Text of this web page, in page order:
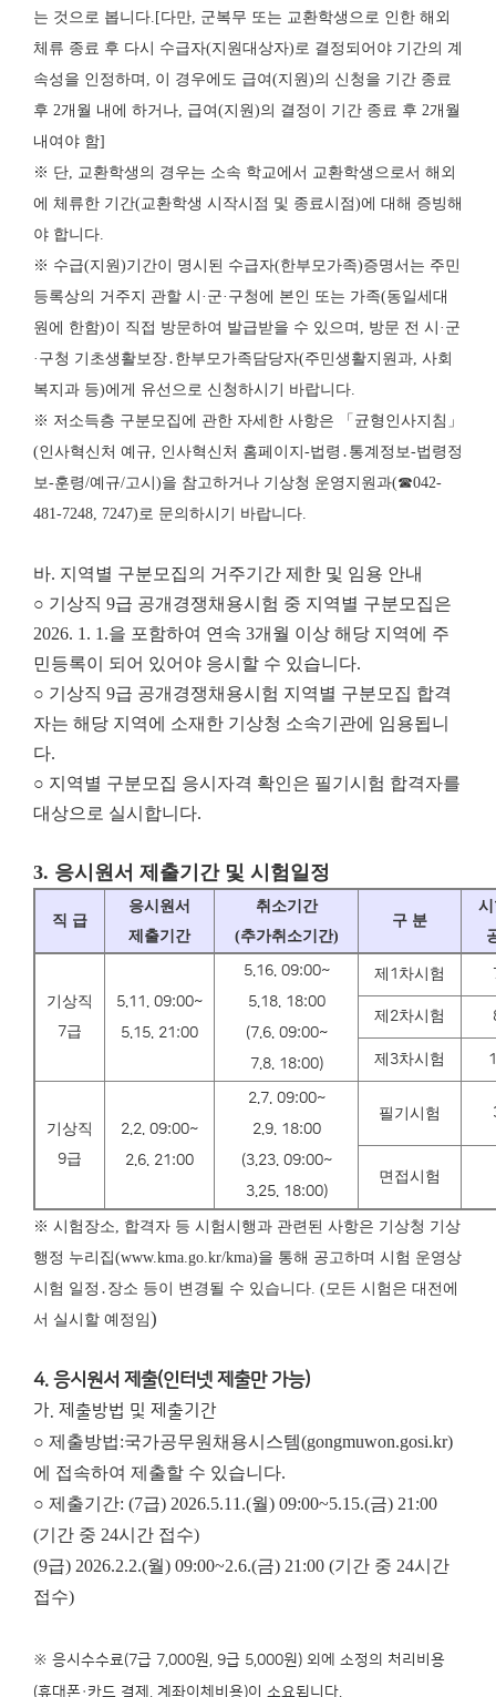
는 것으로 봅니다.[다만, 군복무 또는 교환학생으로 인한 해외
체류 종료 후 다시 수급자(지원대상자)로 결정되어야 기간의 계
속성을 인정하며, 이 경우에도 급여(지원)의 신청을 기간 종료
후 2개월 내에 하거나, 급여(지원)의 결정이 기간 종료 후 2개월
내여야 함]
※ 단, 교환학생의 경우는 소속 학교에서 교환학생으로서 해외
에 체류한 기간(교환학생 시작시점 및 종료시점)에 대해 증빙해
야 합니다.
※ 수급(지원)기간이 명시된 수급자(한부모가족)증명서는 주민
등록상의 거주지 관할 시·군·구청에 본인 또는 가족(동일세대
원에 한함)이 직접 방문하여 발급받을 수 있으며, 방문 전 시·군
·구청 기초생활보장․한부모가족담당자(주민생활지원과, 사회
복지과 등)에게 유선으로 신청하시기 바랍니다.
※ 저소득층 구분모집에 관한 자세한 사항은 「균형인사지침」
(인사혁신처 예규, 인사혁신처 홈페이지-법령․통계정보-법령정
보-훈령/예규/고시)을 참고하거나 기상청 운영지원과(☎042-
481-7248, 7247)로 문의하시기 바랍니다.
바. 지역별 구분모집의 거주기간 제한 및 임용 안내
○ 기상직 9급 공개경쟁채용시험 중 지역별 구분모집은
2026. 1. 1.을 포함하여 연속 3개월 이상 해당 지역에 주
민등록이 되어 있어야 응시할 수 있습니다.
○ 기상직 9급 공개경쟁채용시험 지역별 구분모집 합격
자는 해당 지역에 소재한 기상청 소속기관에 임용됩니
다.
○ 지역별 구분모집 응시자격 확인은 필기시험 합격자를
대상으로 실시합니다.
3. 응시원서 제출기간 및 시험일정
직 급
응시원서
제출기간
취소기간
(추가취소기간)
구 분
기상직
7급
5.11. 09:00~
5.15. 21:00
5.16. 09:00~
5.18. 18:00
(7.6. 09:00~
7.8. 18:00)
제 1 차시험
제 2차시험
제 3차시험
기상직
9급
2.2. 09:00~
2.6. 21:00
2.7. 09:00~
2.9. 18:00
(3.23. 09:00~
3.25. 18:00)
필기시험
면접시험
※ 시험장소, 합격자 등 시험시행과 관련된 사항은 기상청 기상
행정 누리집(www.kma.go.kr/kma)을 통해 공고하며 시험 운영상
시험 일정․장소 등이 변경될 수 있습니다. (모든 시험은 대전에
서 실시할 예정임)
4. 응시원서 제출(인터넷 제출만 가능)
가. 제출방법 및 제출기간
○ 제출방법:국가공무원채용시스템(gongmuwon.gosi.kr)
에 접속하여 제출할 수 있습니다.
○ 제출기간: (7급) 2026.5.11.(월) 09:00~5.15.(금) 21:00
(기간 중 24시간 접수)
(9급) 2026.2.2.(월) 09:00~2.6.(금) 21:00 (기간 중 24시간
접수)
※ 응시수수료(7급 7,000원, 9급 5,000원) 외에 소정의 처리비용
(휴대폰·카드 결제, 계좌이체비용)이 소요됩니다.